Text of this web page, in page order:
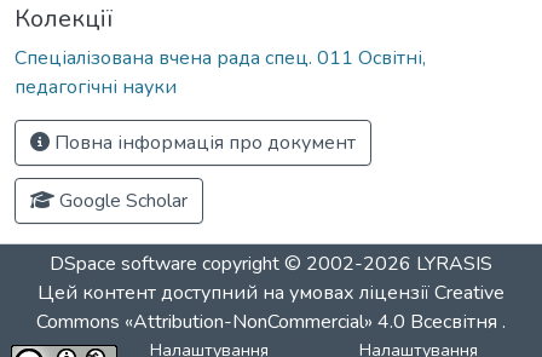
Колекції
Спеціалізована вчена рада спец. 011 Освітні,
педагогічні науки
Повна інформація про документ
Google Scholar
DSpace software copyright © 2002-2026 LYRASIS
Цей контент доступний на умовах ліцензіїCreative
Commons «Attribution-NonCommercial» 4.0 Всесвітня .
Налаштування Налаштування